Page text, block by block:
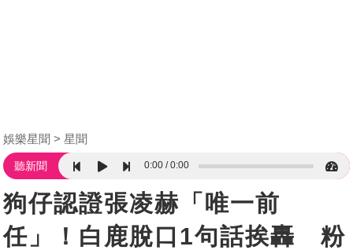
娛樂星聞 星聞
聽新聞 0:00 0:00
狗仔認證張凌赫「唯一前
任」！白鹿脫口1句話挨轟 粉